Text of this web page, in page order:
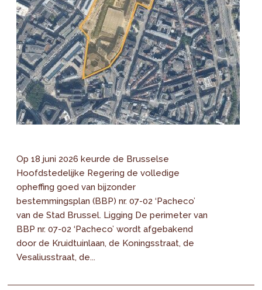
Op 18 juni 2026 keurde de Brusselse
Hoofdstedelijke Regering de volledige
opheffing goed van bijzonder
bestemmingsplan (BBP) nr. 07-02 ‘Pacheco’
van de Stad Brussel. Ligging De perimeter van
BBP nr. 07-02 ‘Pacheco’ wordt afgebakend
door de Kruidtuinlaan, de Koningsstraat, de
Vesaliusstraat, de...